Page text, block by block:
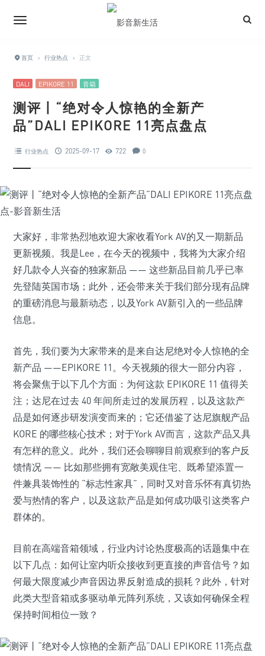
首页 › 行业热点 › 正文
DALI EPIKORE 11 音箱
测评丨“绝对令人惊艳的全新产
品”DALI EPIKORE 11亮点盘点
行业热点 2025-09-17 722 0
大家好，非常热烈地欢迎大家收看York AV的又一期新品
更新视频。我是Lee，在今天的视频中，我将为大家介绍
好几款令人兴奋的独家新品 —— 这些新品目前几乎已率
先登陆英国市场；此外，还会带来关于我们部分现有品牌
的重磅消息与最新动态，以及York AV新引入的一些品牌
信息。
首先，我们要为大家带来的是来自达尼绝对令人惊艳的全
新产品 ——EPIKORE 11。今天视频的很大一部分内容，
将会聚焦于以下几个方面：为何这款 EPIKORE 11 值得关
注；达尼在过去 40 年间所走过的发展历程，以及这款产
品是如何逐步研发演变而来的；它还借鉴了达尼旗舰产品
KORE 的哪些核心技术；对于York AV而言，这款产品又具
有怎样的意义。此外，我们还会聊聊目前观察到的客户反
馈情况 —— 比如那些拥有宽敞美观住宅、既希望添置一
件兼具装饰性的 “标志性家具”，同时又对音乐怀有真切热
爱与热情的客户，以及这款产品是如何成功吸引这类客户
群体的。
目前在高端音箱领域，行业内讨论热度极高的话题集中在
以下几点：如何让室内听众接收到更直接的声音信号？如
何最大限度减少声音因边界反射造成的损耗？此外，针对
此类大型音箱或多驱动单元阵列系统，又该如何确保全程
保持时间相位一致？